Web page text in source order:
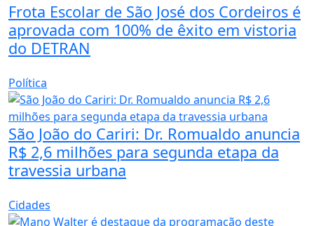
Frota Escolar de São José dos Cordeiros é
aprovada com 100% de êxito em vistoria
do DETRAN
Política
São João do Cariri: Dr. Romualdo anuncia
R$ 2,6 milhões para segunda etapa da
travessia urbana
Cidades